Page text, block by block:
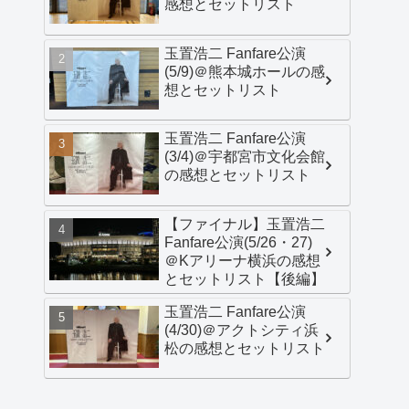
感想とセットリスト
玉置浩二 Fanfare公演
(5/9)＠熊本城ホールの感
想とセットリスト
玉置浩二 Fanfare公演
(3/4)＠宇都宮市文化会館
の感想とセットリスト
【ファイナル】玉置浩二
Fanfare公演(5/26・27)
＠Kアリーナ横浜の感想
とセットリスト【後編】
玉置浩二 Fanfare公演
(4/30)＠アクトシティ浜
松の感想とセットリスト